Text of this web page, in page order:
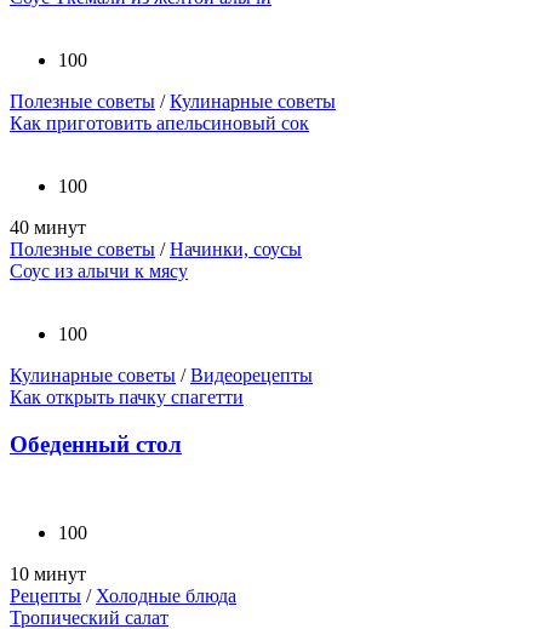
100
Полезные советы /Кулинарные советы
Как приготовить апельсиновый сок
100
40 минут
Полезные советы /Начинки, соусы
Соус из алычи к мясу
100
Кулинарные советы /Видеорецепты
Как открыть пачку спагетти
Обеденный стол
100
10 минут
Рецепты / Холодные блюда
Тропический салат